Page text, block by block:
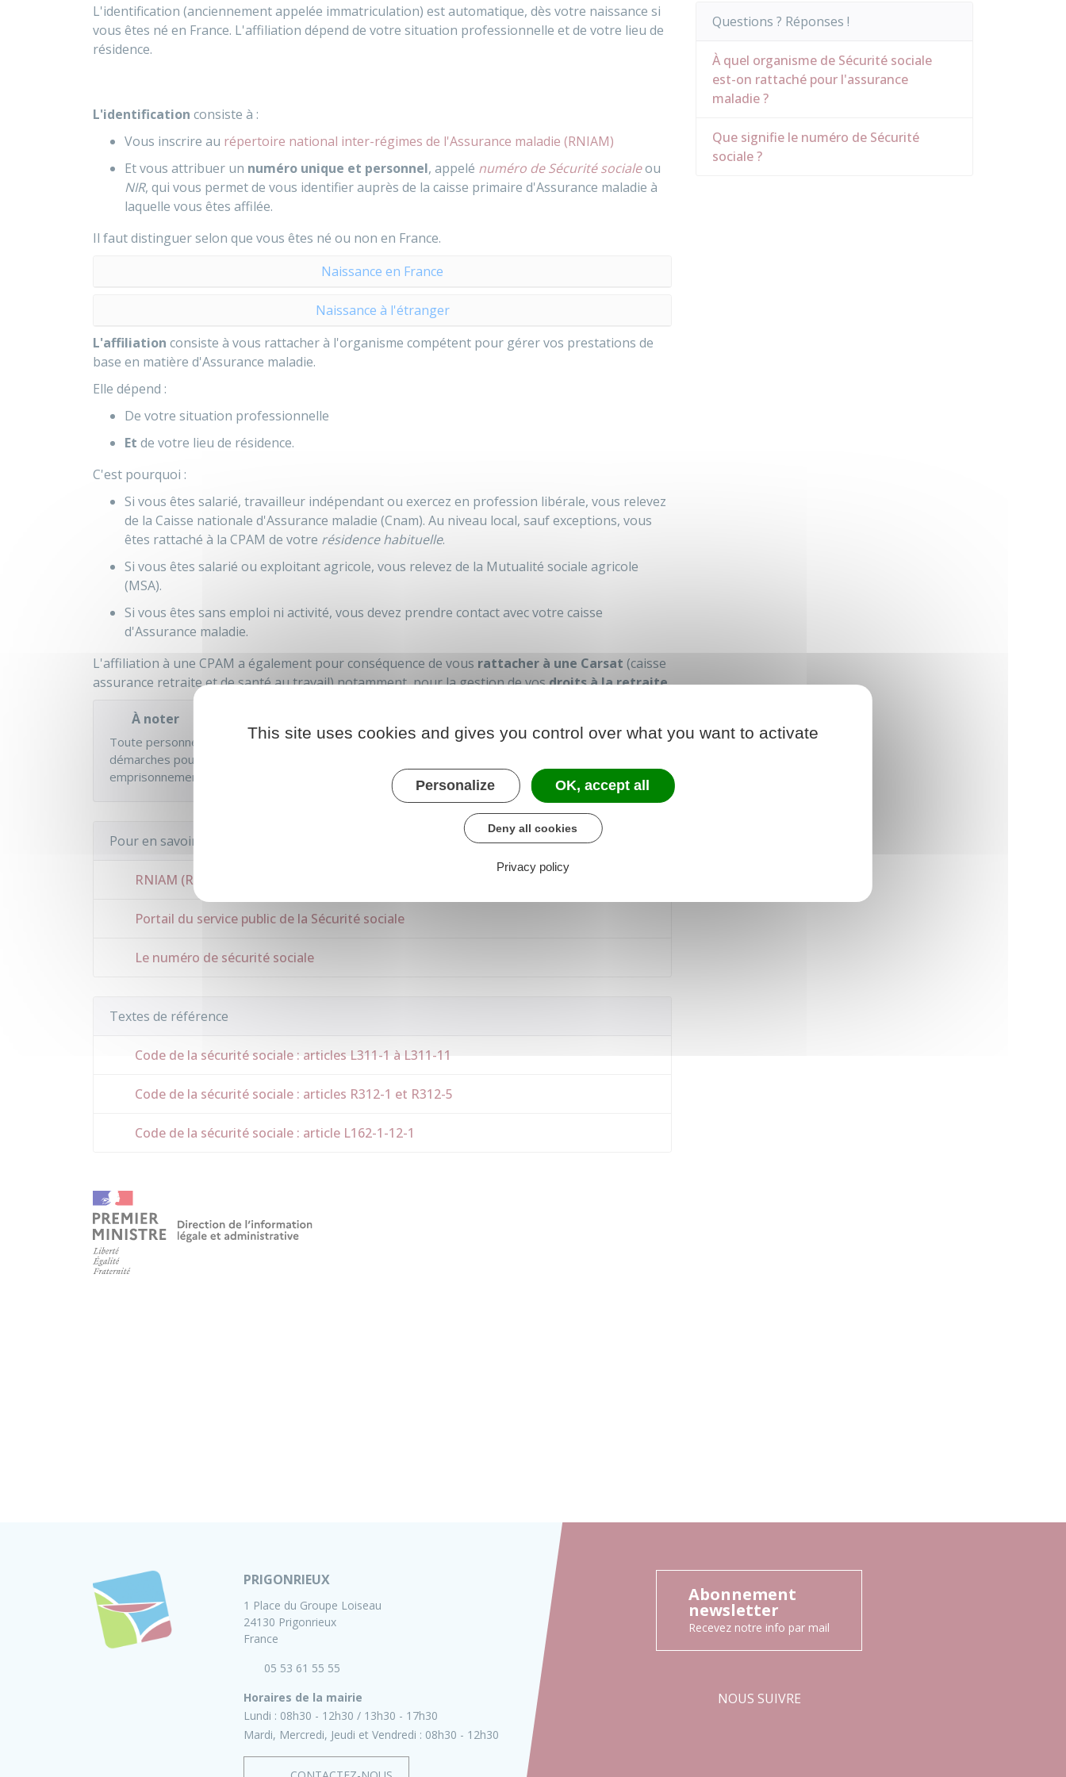
L'identification (anciennement appelée immatriculation) est automatique, dès votre naissance si
vous êtes né en France. L'affiliation dépend de votre situation professionnelle et de votre lieu de
résidence.
L'identification consiste à :
Vous inscrire au répertoire national inter-régimes de l'Assurance maladie (RNIAM)
Et vous attribuer un numéro unique et personnel, appelé numéro de Sécurité socialeou
NIR, qui vous permet de vous identifier auprès de la caisse primaire d'Assurance maladie à
laquelle vous êtes affilée.
Il faut distinguer selon que vous êtes né ou non en France.
Naissance en France
Naissance à l'étranger
L'affiliation consiste à vous rattacher à l'organisme compétent pour gérer vos prestations de
base en matière d'Assurance maladie.
Elle dépend :
De votre situation professionnelle
Et de votre lieu de résidence.
C'est pourquoi :
Si vous êtes salarié, travailleur indépendant ou exercez en profession libérale, vous relevez
de la Caisse nationale d'Assurance maladie (Cnam). Au niveau local, sauf exceptions, vous
êtes rattaché à la CPAM de votre résidence habituelle.
Si vous êtes salarié ou exploitant agricole, vous relevez de la Mutualité sociale agricole
(MSA).
Si vous êtes sans emploi ni activité, vous devez prendre contact avec votre caisse
d'Assurance maladie.
L'affiliation à une CPAM a également pour conséquence de vous rattacher à une Carsat (caisse
assurance retraite et de santé au travail) notamment, pour la gestion de vosdroits à la retraite.
À noter
Toute personne QUI REFUSE DÉLIBÉRÉMENTde s'affilier ou quiPERSISTE À NE PAS ENGAGERles
démarches pour son affiliation obligatoire à un régime de Sécurité sociale est punie d'un
emprisonnement de 6 mois et d'une amende de
15 000 € (ou seulement de l'une de ces peines).
Pour en savoir plus
RNIAM (Répertoire national inter-régimes - Bénéficiaires de l'assurance maladie)
Portail du service public de la Sécurité sociale
Le numéro de sécurité sociale
Textes de référence
Code de la sécurité sociale : articles L311-1 à L311-11
Code de la sécurité sociale : articles R312-1 et R312-5
Code de la sécurité sociale : article L162-1-12-1
Questions ? Réponses !
À quel organisme de Sécurité sociale
est-on rattaché pour l'assurance
maladie ?
Que signifie le numéro de Sécurité
sociale ?
PRIGONRIEUX
1 Place du Groupe Loiseau
24130 Prigonrieux
France
05 53 61 55 55
Horaires de la mairie
Lundi : 08h30 - 12h30
13h30 - 17h30
Mardi, Mercredi, Jeudi et Vendredi : 08h30 - 12h30
Abonnement
newsletter
Recevez notre info par mail
NOUS SUIVRE
This site uses cookies and gives you control over what you want to activate
Personalize OK, accept all
Deny all cookies
Privacy policy